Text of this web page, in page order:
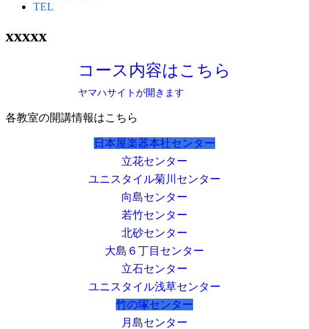
TEL
xxxxx
コース内容はこちら
ヤマハサイトが開きます
各教室の開講情報はこちら
日本屋楽器本社センター
立花センター
ユニスタイル菊川センター
向島センター
若竹センター
北砂センター
大島６丁目センター
立石センター
ユニスタイル浅草センター
竹の塚センター
月島センター